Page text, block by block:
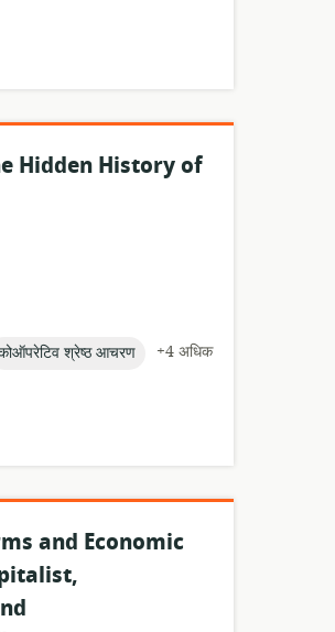
Hidden History of
श्रेष्ठ आचरण
+4 अधिक
and Economic